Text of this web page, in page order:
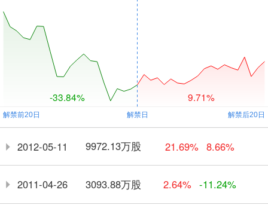
-33.84% 9.71%
2012-05-11 9972.13万股 21.69% 8.66%
2011-04-26 3093.88万股 2.64% -11.24%